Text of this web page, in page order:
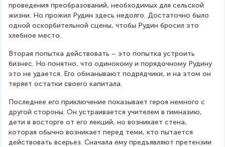
проведения преобразований, необходимых для сельской
жизни. Но прожил Рудин здесь недолго. Достаточно было
одной оскорбительной сцены, чтобы Рудин бросил это
хлебное место.
Вторая попытка действовать – это попытка устроить
бизнес. Но понятно, что одинокому и порядочному Рудину
это не удается. Его обманывают подрядчики, и на этом он
теряет остатки своего капитала.
Последнее его приключение показывает героя немного с
другой стороны. Он устраивается учителем в гимназию,
дети в восторге от его лекций, но возникает стена,
которая обычно возникает перед теми, кто пытается
действовать всерьез. Сначала ему предъявляют претензии